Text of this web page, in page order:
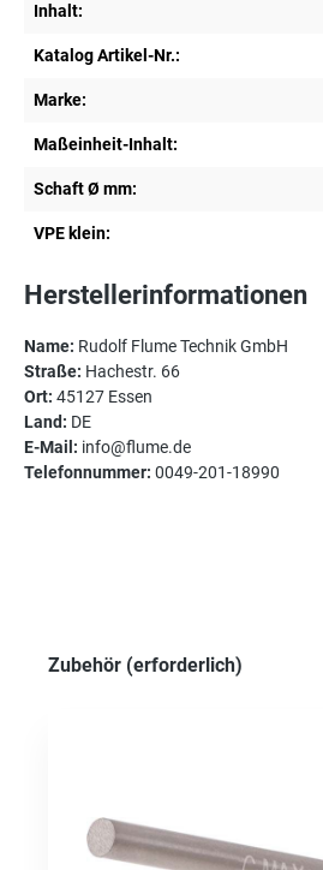
Inhalt:
Katalog Artikel-Nr.:
Marke:
Maßeinheit-Inhalt:
Schaft Ø mm:
VPE klein:
Herstellerinformationen
Name: Rudolf Flume Technik GmbH
Straße: Hachestr. 66
Ort: 45127 Essen
Land: DE
E-Mail: info@flume.de
Telefonnummer: 0049-201-18990
Produktgalerie überspringen
Zubehör (erforderlich)